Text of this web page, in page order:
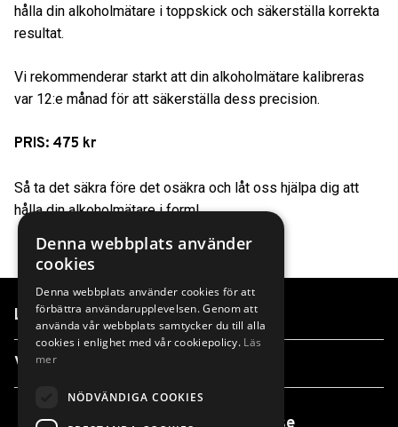
hålla din alkoholmätare i toppskick och säkerställa korrekta
resultat.
Vi rekommenderar starkt att din alkoholmätare kalibreras
var 12:e månad för att säkerställa dess precision.
PRIS: 475 kr
Så ta det säkra före det osäkra och låt oss hjälpa dig att
hålla din alkoholmätare i form!
Länkar
Våra anläggningar
Denna webbplats använder
cookies
Denna webbplats använder cookies för att
förbättra användarupplevelsen. Genom att
använda vår webbplats samtycker du till alla
cookies i enlighet med vår cookiepolicy. Läs
mer
NÖDVÄNDIGA COOKIES